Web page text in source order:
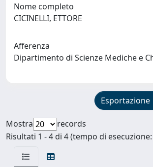
Nome completo
CICINELLI, ETTORE
Afferenza
Dipartimento di Scienze Mediche e
Esportazione
Mostra
records
Risultati 1 - 4 di 4 (tempo di